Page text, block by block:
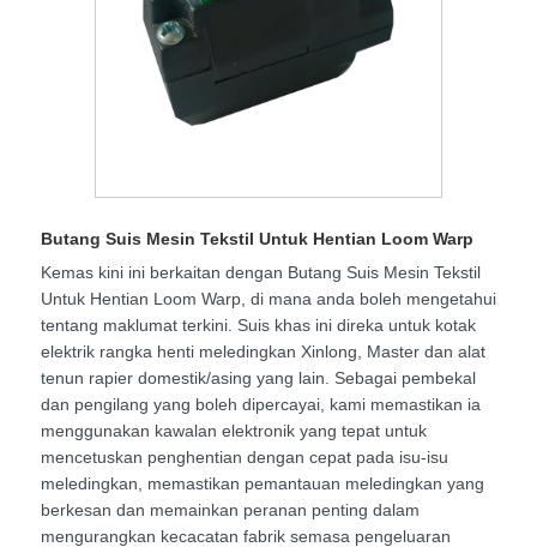
Butang Suis Mesin Tekstil Untuk Hentian Loom Warp
Kemas kini ini berkaitan dengan Butang Suis Mesin Tekstil
Untuk Hentian Loom Warp, di mana anda boleh mengetahui
tentang maklumat terkini. Suis khas ini direka untuk kotak
elektrik rangka henti meledingkan Xinlong, Master dan alat
tenun rapier domestik/asing yang lain. Sebagai pembekal
dan pengilang yang boleh dipercayai, kami memastikan ia
menggunakan kawalan elektronik yang tepat untuk
mencetuskan penghentian dengan cepat pada isu-isu
meledingkan, memastikan pemantauan meledingkan yang
berkesan dan memainkan peranan penting dalam
mengurangkan kecacatan fabrik semasa pengeluaran